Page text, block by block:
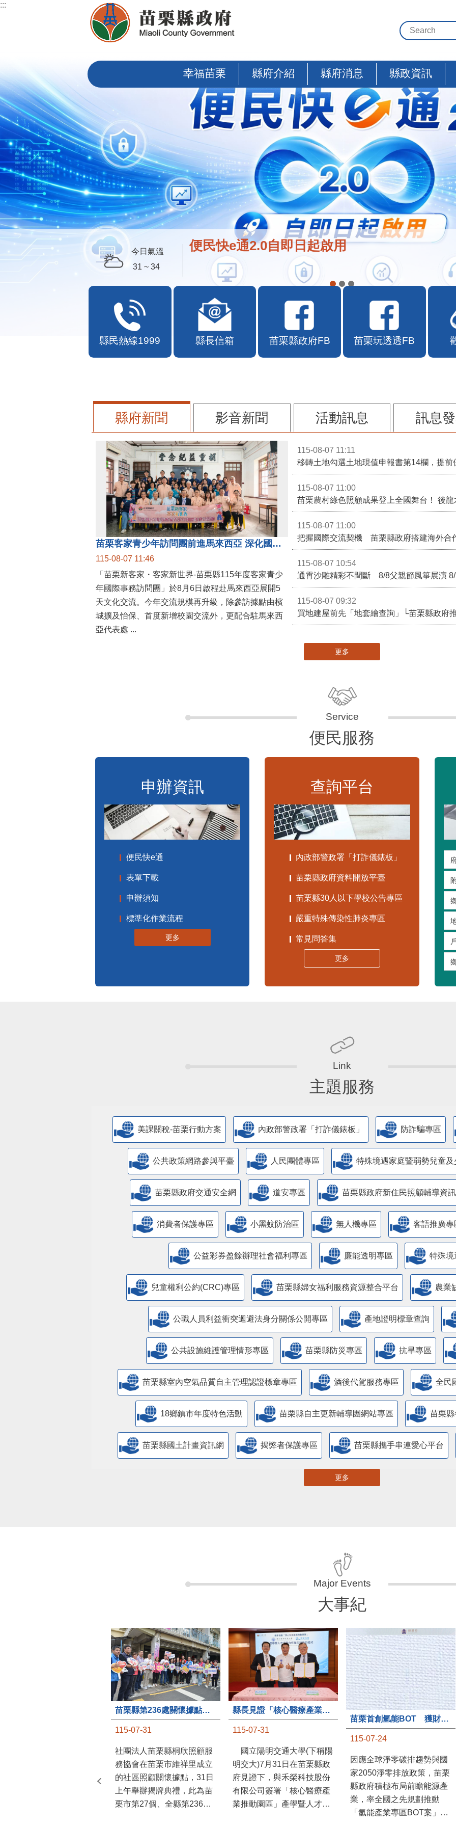
跳到主要內容區塊
:::
幸福苗栗 縣府介紹 縣府消息 縣政資訊
便民快e通2.0自即日起啟用
今日氣溫
31 ~ 34
縣民熱線1999 縣長信箱 苗栗縣政府FB 苗栗玩透透FB
縣府新聞 影音新聞 活動訊息 訊息
苗栗客家青少年訪問團前進馬來西亞 深化國際客家文化交流
115-08-07 11:46
「苗栗新客家・客家新世界-苗栗縣115年度客家青少
年國際事務訪問團」於8月6日啟程赴馬來西亞展開5
天文化交流。今年交流規模再升級，除參訪據點由檳
城擴及怡保、首度新增校園交流外，更配合駐馬來西
亞代表處 ...
115-08-07 11:11
移轉土地勾選土地現值申報書第14欄，提前
115-08-07 11:00
115-08-07 11:00
115-08-07 10:54
通霄沙雕精彩不間斷 8/8父親節風箏展演
115-08-07 09:32
買地建屋前先「地套繪查詢」└苗栗縣政府
更多
便民服務
申辦資訊
便民快e通
表單下載
申辦須知
標準化作業流程
更多
查詢平台
內政部警政署「打詐儀錶板」
苗栗縣政府資料開放平臺
苗栗縣30人以下學校公告專區
嚴重特殊傳染性肺炎專區
常見問答集
更多
主題服務
美課關稅-苗栗行動方案 內政部警政署「打詐儀錶板」 防詐騙專區
公共政策網路參與平臺 人民團體專區 特殊境遇家庭暨弱勢兒童
苗栗縣政府交通安全網 道安專區 苗栗縣政府新住民照顧輔導資
消費者保護專區 小黑蚊防治區 無人機專區 客語推廣專
公益彩券盈餘辦理社會福利專區 廉能透明專區 特殊境
兒童權利公約(CRC)專區 苗栗縣婦女福利服務資源整合平台 農業
公職人員利益衝突迴避法身分關係公開專區 產地證明標章查詢
​公共設施維護管理情形專區 苗栗縣防災專區 抗旱專區
苗栗縣室內空氣品質自主管理認證標章專區 酒後代駕服務專區 全民
18鄉鎮市年度特色活動 苗栗縣自主更新輔導團網站專區 苗栗
苗栗縣國土計畫資訊網 揭弊者保護專區 苗栗縣攜手串連愛心平台
更多
大事紀
苗栗縣第236處關懷據點在苗栗市維祥里揭牌
115-07-31
社團法人苗栗縣桐欣照顧服
務協會在苗栗市維祥里成立
的社區照顧關懷據點，31日
上午舉辦揭牌典禮，此為苗
栗市第27個、全縣第236處
縣長見證「核心醫療產業推動園區」產學合作簽約儀式
115-07-31
國立陽明交通大學(下稱陽
明交大)7月31日在苗栗縣政
府見證下，與禾榮科技股份
有限公司簽署「核心醫療產
業推動園區」產學暨人才培
苗栗首創氫能BOT 獲財政部「突破之翼」肯定
115-07-24
因應全球淨零碳排趨勢與國
家2050淨零排放政策，苗栗
縣政府積極布局前瞻能源產
業，率全國之先規劃推動
「氫能產業專區BOT案」，